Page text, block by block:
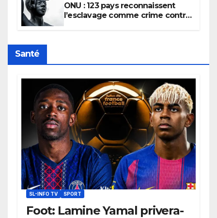
ONU : 123 pays reconnaissent
l’esclavage comme crime contre
Santé
SL-INFO TV SPORT
Foot: Lamine Yamal privera-